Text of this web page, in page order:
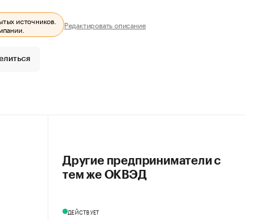
источников.
Редактировать описание
Другие предприниматели с
тем же ОКВЭД
ДЕЙСТВУЕТ